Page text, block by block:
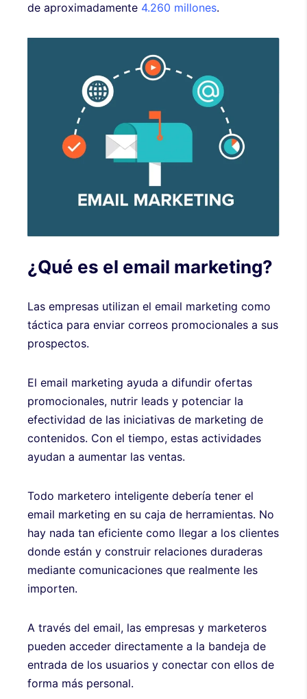
de aproximadamente 4.260 millones.
¿Qué es el email marketing?
Las empresas utilizan el email marketing como
táctica para enviar correos promocionales a sus
prospectos.
El email marketing ayuda a difundir ofertas
promocionales, nutrir leads y potenciar la
efectividad de las iniciativas de marketing de
contenidos. Con el tiempo, estas actividades
ayudan a aumentar las ventas.
Todo marketero inteligente debería tener el
email marketing en su caja de herramientas. No
hay nada tan eficiente como llegar a los clientes
donde están y construir relaciones duraderas
mediante comunicaciones que realmente les
importen.
A través del email, las empresas y marketeros
pueden acceder directamente a la bandeja de
entrada de los usuarios y conectar con ellos de
forma más personal.